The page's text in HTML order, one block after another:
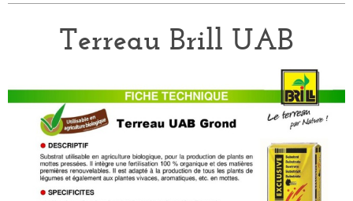
Terreau Brill UAB